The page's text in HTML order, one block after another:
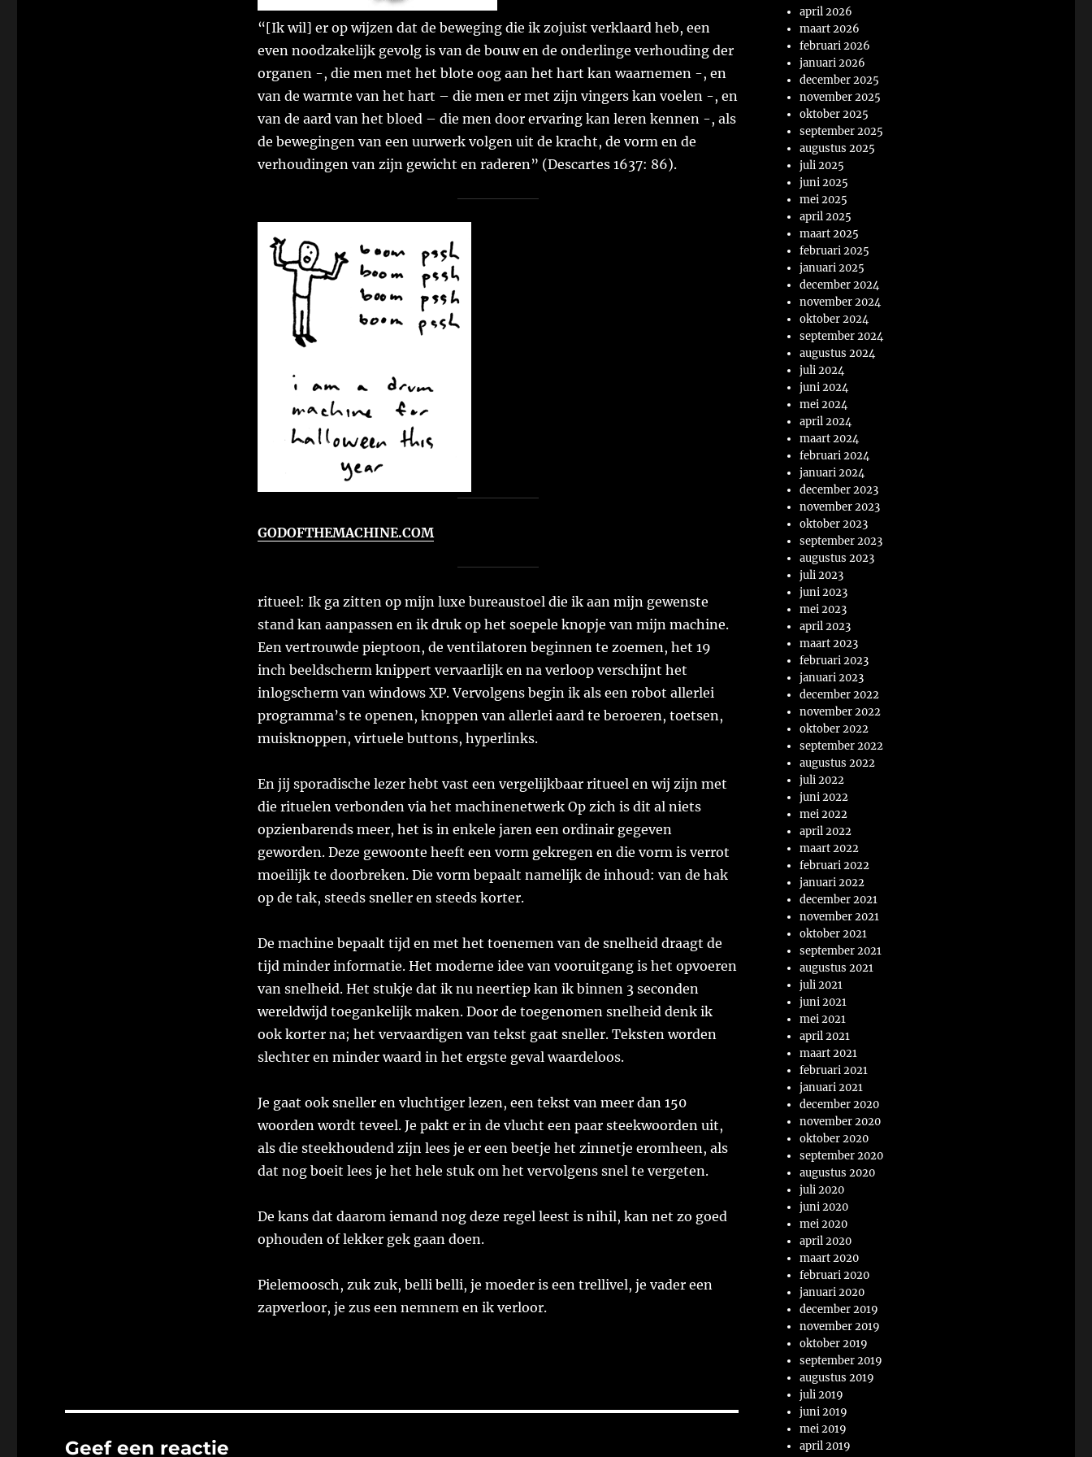
“[Ik wil] er op wijzen dat de beweging die ik zojuist verklaard heb, een
even noodzakelijk gevolg is van de bouw en de onderlinge verhouding der
organen -, die men met het blote oog aan het hart kan waarnemen -, en
van de warmte van het hart – die men er met zijn vingers kan voelen -, en
van de aard van het bloed – die men door ervaring kan leren kennen -, als
de bewegingen van een uurwerk volgen uit de kracht, de vorm en de
verhoudingen van zijn gewicht en raderen” (Descartes 1637: 86).
GODOFTHEMACHINE.COM
ritueel: Ik ga zitten op mijn luxe bureaustoel die ik aan mijn gewenste
stand kan aanpassen en ik druk op het soepele knopje van mijn machine.
Een vertrouwde pieptoon, de ventilatoren beginnen te zoemen, het 19
inch beeldscherm knippert vervaarlijk en na verloop verschijnt het
inlogscherm van windows XP. Vervolgens begin ik als een robot allerlei
programma’s te openen, knoppen van allerlei aard te beroeren, toetsen,
muisknoppen, virtuele buttons, hyperlinks.
En jij sporadische lezer hebt vast een vergelijkbaar ritueel en wij zijn met
die rituelen verbonden via het machinenetwerk Op zich is dit al niets
opzienbarends meer, het is in enkele jaren een ordinair gegeven
geworden. Deze gewoonte heeft een vorm gekregen en die vorm is verrot
moeilijk te doorbreken. Die vorm bepaalt namelijk de inhoud: van de hak
op de tak, steeds sneller en steeds korter.
De machine bepaalt tijd en met het toenemen van de snelheid draagt de
tijd minder informatie. Het moderne idee van vooruitgang is het opvoeren
van snelheid. Het stukje dat ik nu neertiep kan ik binnen 3 seconden
wereldwijd toegankelijk maken. Door de toegenomen snelheid denk ik
ook korter na; het vervaardigen van tekst gaat sneller. Teksten worden
slechter en minder waard in het ergste geval waardeloos.
Je gaat ook sneller en vluchtiger lezen, een tekst van meer dan 150
woorden wordt teveel. Je pakt er in de vlucht een paar steekwoorden uit,
als die steekhoudend zijn lees je er een beetje het zinnetje eromheen, als
dat nog boeit lees je het hele stuk om het vervolgens snel te vergeten.
De kans dat daarom iemand nog deze regel leest is nihil, kan net zo goed
ophouden of lekker gek gaan doen.
Pielemoosch, zuk zuk, belli belli, je moeder is een trellivel, je vader een
zapverloor, je zus een nemnem en ik verloor.
Geef een reactie
april 2026
maart 2026
februari 2026
januari 2026
december 2025
november 2025
oktober 2025
september 2025
augustus 2025
juli 2025
juni 2025
mei 2025
april 2025
maart 2025
februari 2025
januari 2025
december 2024
november 2024
oktober 2024
september 2024
augustus 2024
juli 2024
juni 2024
mei 2024
april 2024
maart 2024
februari 2024
januari 2024
december 2023
november 2023
oktober 2023
september 2023
augustus 2023
juli 2023
juni 2023
mei 2023
april 2023
maart 2023
februari 2023
januari 2023
december 2022
november 2022
oktober 2022
september 2022
augustus 2022
juli 2022
juni 2022
mei 2022
april 2022
maart 2022
februari 2022
januari 2022
december 2021
november 2021
oktober 2021
september 2021
augustus 2021
juli 2021
juni 2021
mei 2021
april 2021
maart 2021
februari 2021
januari 2021
december 2020
november 2020
oktober 2020
september 2020
augustus 2020
juli 2020
juni 2020
mei 2020
april 2020
maart 2020
februari 2020
januari 2020
december 2019
november 2019
oktober 2019
september 2019
augustus 2019
juli 2019
juni 2019
mei 2019
april 2019